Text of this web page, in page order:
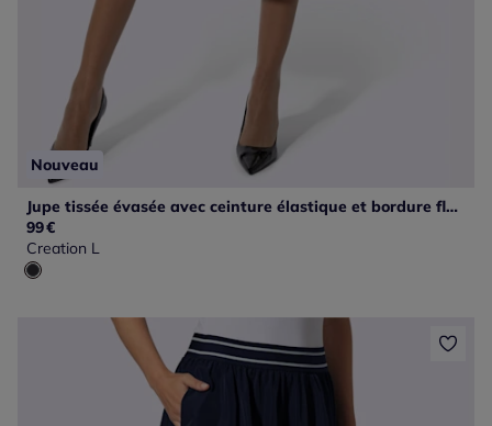
Nouveau
Jupe tissée évasée avec ceinture élastique et bordure florale
99€
Creation L